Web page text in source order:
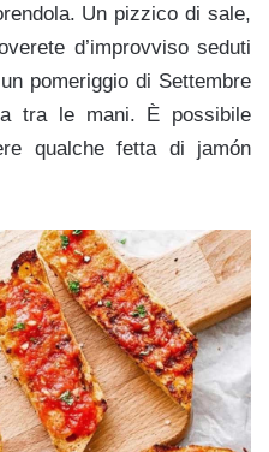
Un pizzico di sale,
d’improvviso seduti
pomeriggio di Settembre
tra le mani. È possibile
qualche fetta di jamón